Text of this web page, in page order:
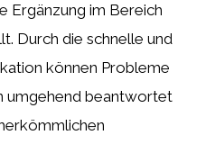
Ergänzung im Bereich
Durch die schnelle und
können Probleme
umgehend beantwortet